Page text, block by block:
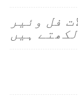
فل وئیر
لکھتے ہیں